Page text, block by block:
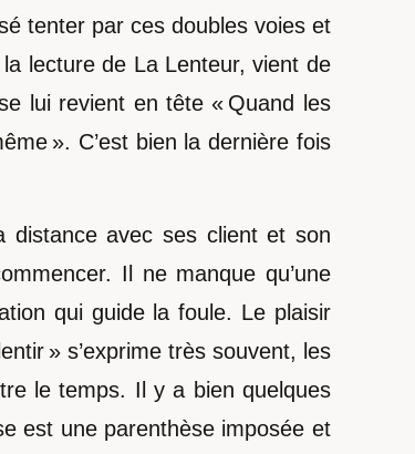
tenter par ces doubles voies et
lecture de La Lenteur, vient de
lui revient en tête « Quand les
». C’est bien la dernière fois
distance avec ses client et son
Il ne manque qu’une
qui guide la foule. Le plaisir
» s’exprime très souvent, les
le temps. Il y a bien quelques
est une parenthèse imposée et